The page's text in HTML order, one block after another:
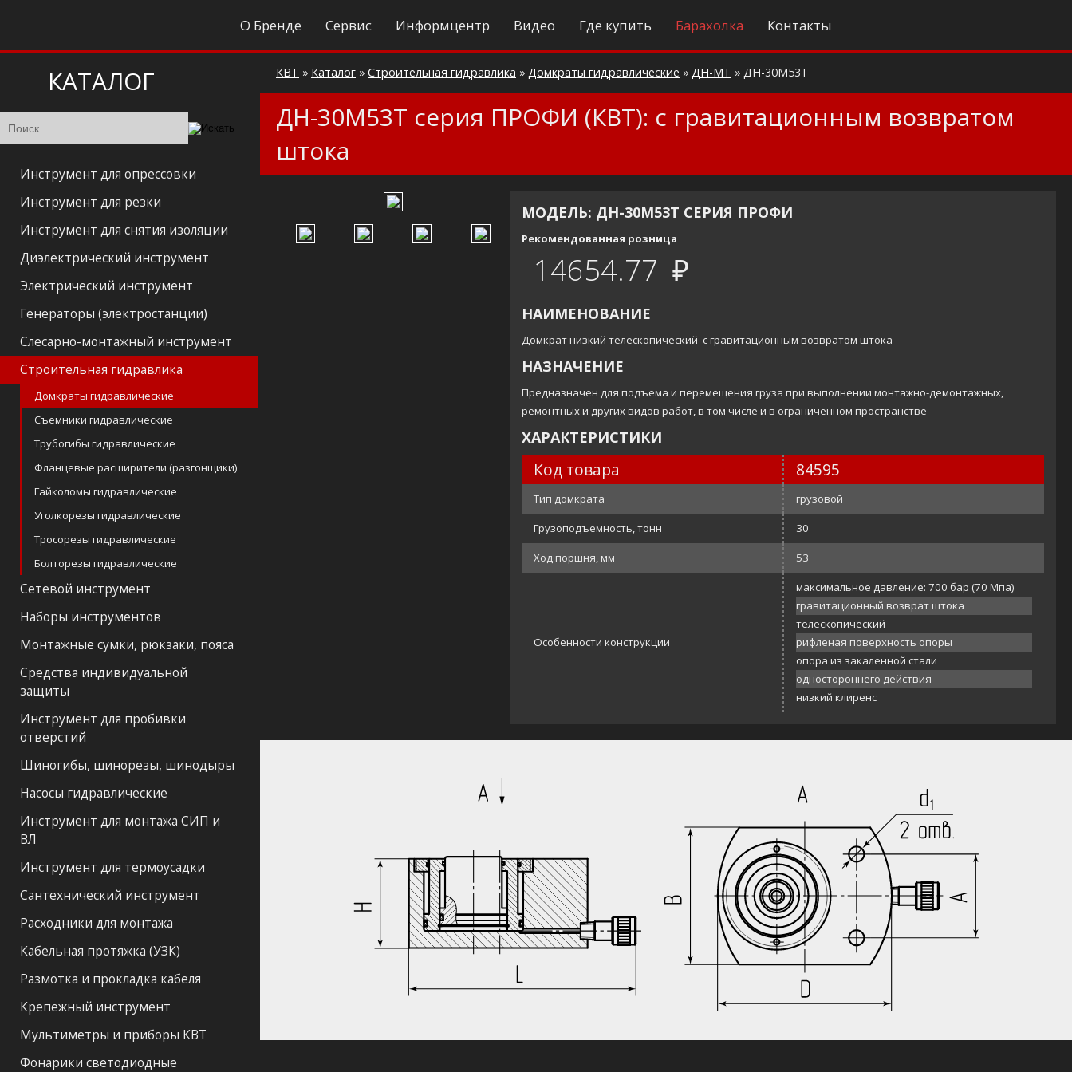
О Бренде Сервис Информцентр Видео Где купить Барахолка Контакты
КАТАЛОГ
Инструмент для опрессовки
Инструмент для резки
Инструмент для снятия изоляции
Диэлектрический инструмент
Электрический инструмент
Генераторы (электростанции)
Слесарно-монтажный инструмент
Строительная гидравлика
Домкраты гидравлические
Съемники гидравлические
Трубогибы гидравлические
Фланцевые расширители (разгонщики)
Гайколомы гидравлические
Уголкорезы гидравлические
Тросорезы гидравлические
Болторезы гидравлические
Сетевой инструмент
Наборы инструментов
Монтажные сумки, рюкзаки, пояса
Средства индивидуальной
защиты
Инструмент для пробивки
отверстий
Шиногибы, шинорезы, шинодыры
Насосы гидравлические
Инструмент для монтажа СИП и
ВЛ
Инструмент для термоусадки
Сантехнический инструмент
Расходники для монтажа
Кабельная протяжка (УЗК)
Размотка и прокладка кабеля
Крепежный инструмент
Мультиметры и приборы КВТ
Фонарики светодиодные
КВТ » Каталог » Строительная гидравлика » Домкраты гидравлические » ДН-МТ » ДН-30М53Т
ДН-30М53Т серия ПРОФИ (КВТ): с гравитационным возвратом
штока
МОДЕЛЬ: ДН-30М53Т СЕРИЯ ПРОФИ
Рекомендованная розница
14654.77 ₽
НАИМЕНОВАНИЕ
Домкрат низкий телескопический с гравитационным возвратом штока
НАЗНАЧЕНИЕ
Предназначен для подъема и перемещения груза при выполнении монтажно-демонтажных,
ремонтных и других видов работ, в том числе и в ограниченном пространстве
ХАРАКТЕРИСТИКИ
Код товара 84595
Тип домкрата грузовой
Грузоподъемность, тонн 30
Ход поршня, мм 53
Особенности конструкции
максимальное давление: 700 бар (70 Мпа)
гравитационный возврат штока
телескопический
рифленая поверхность опоры
опора из закаленной стали
одностороннего действия
низкий клиренс